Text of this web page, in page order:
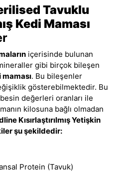
Tavuklu
Kedi Maması
içerisinde bulunan
gibi birçok bileşen
. Bu bileşenler
gösterebilmektedir. Bu
değerleri oranları ile
kilosuna bağlı olmadan
KısırlaştırılmışYetişkin
şu şekildedir:
Protein (Tavuk)